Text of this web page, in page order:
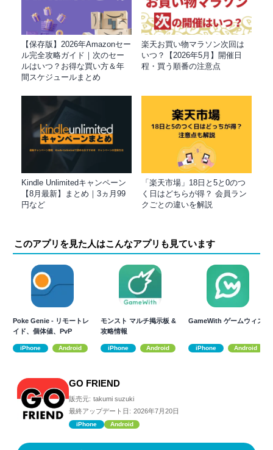
【保存版】2026年Amazonセー
ル完全攻略ガイド｜次のセー
ルはいつ？お得な買い方＆年
間スケジュールまとめ
楽天お買い物マラソン次回は
いつ？【2026年5月】開催日
程・買う順番の注意点
Kindle Unlimitedキャンペーン
【8月最新】まとめ｜3ヵ月99
円など
「楽天市場」18日と5と0のつ
く日はどちらが得？ 会員ラン
クごとの違いを解説
このアプリを見た人はこんなアプリも見ています
Poke Genie - リモートレ
イド、個体値、PvP
iPhone Android
モンスト マルチ掲示板 &
攻略情報
iPhone Android
GameWith ゲームウィズ
iPhone Android
GO FRIEND
販売元: takumi suzuki
最終アップデート日: 2026年7月20日
iPhone Android